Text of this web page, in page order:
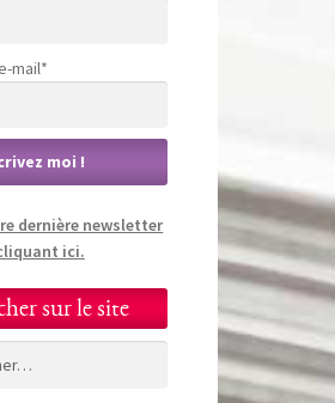
mail*
dernière newsletter
ici.
sur le site